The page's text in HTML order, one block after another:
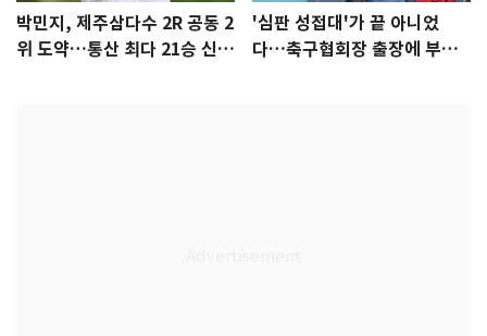
박민지, 제주삼다수 2R 공동 2
위 도약…통산 최다 21승 신기
'심판 성접대'가 끝 아니었
다…축구협회장 출장에 부인